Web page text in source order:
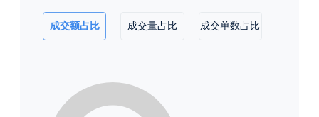
成交额占比 成交量占比 成交单数占比